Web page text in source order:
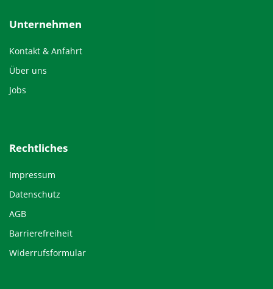
Unternehmen
Kontakt & Anfahrt
Über uns
Jobs
Rechtliches
Impressum
Datenschutz
AGB
Barrierefreiheit
Widerrufsformular